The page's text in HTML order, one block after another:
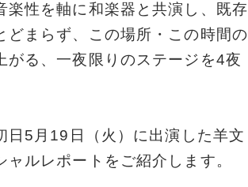
楽性を軸に和楽器と共演し、既存
どまらず、この場所・この時間の
がる、一夜限りのステージを4夜
日5月19日（火）に出演した羊文
ャルレポートをご紹介します。